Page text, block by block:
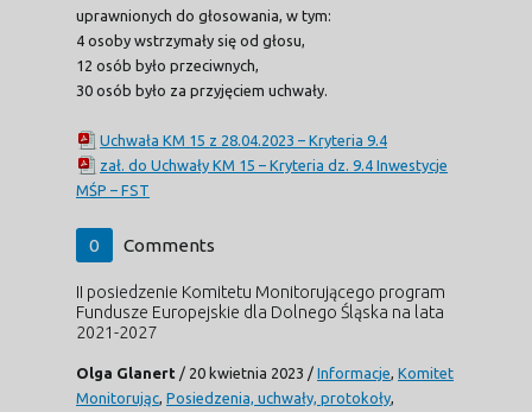
uprawnionych do głosowania, w tym:
4 osoby wstrzymały się od głosu,
12 osób było przeciwnych,
30 osób było za przyjęciem uchwały.
Uchwała KM 15 z 28.04.2023 – Kryteria 9.4
zał. do Uchwały KM 15 – Kryteria dz. 9.4 Inwestycje
MŚP – FST
0 Comments
II posiedzenie Komitetu Monitorującego program
Fundusze Europejskie dla Dolnego Śląska na lata
2021-2027
Olga Glanert / 20 kwietnia 2023 / Informacje Komitet
Monitorując Posiedzenia, uchwały, protokoły